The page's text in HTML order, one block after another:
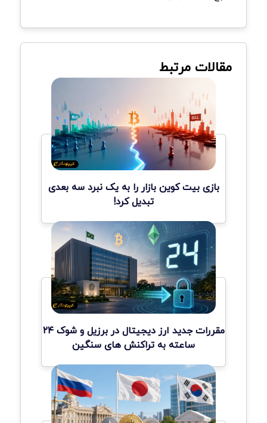
مقالات مرتبط
بازی بیت کوین بازار را به یک نبرد سه بعدی
تبدیل کرد!
مقررات جدید ارز دیجیتال در برزیل و شوک ۲۴
ساعته به تراکنش های سنگین